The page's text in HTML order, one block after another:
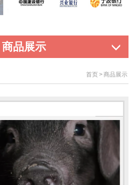
商品展示
首页>商品展示